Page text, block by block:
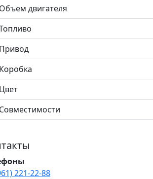
Объем двигателя
Привод
Коробка
Цвет
Совместимости
221-22-88